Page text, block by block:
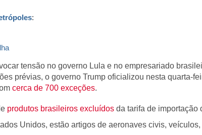
:
tensão no governo Lula e no empresariado
prévias, o governo Trump oficializou nesta quarta-
cerca de 700 exceções.
produtos brasileiros excluídos da tarifa de importação
Unidos, estão artigos de aeronaves civis,